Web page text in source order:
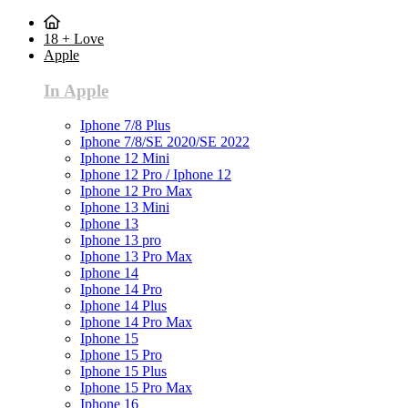
18 + Love
Apple
In Apple
Iphone 7/8 Plus
Iphone 7/8/SE 2020/SE 2022
Iphone 12 Mini
Iphone 12 Pro / Iphone 12
Iphone 12 Pro Max
Iphone 13 Mini
Iphone 13
Iphone 13 pro
Iphone 13 Pro Max
Iphone 14
Iphone 14 Pro
Iphone 14 Plus
Iphone 14 Pro Max
Iphone 15
Iphone 15 Pro
Iphone 15 Plus
Iphone 15 Pro Max
Iphone 16